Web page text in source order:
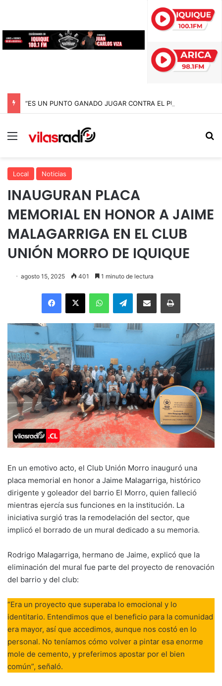
Menú
Local Noticias
INAUGURAN PLACA
MEMORIAL EN HONOR A JAIME
MALAGARRIGA EN EL CLUB
UNIÓN MORRO DE IQUIQUE
agosto 15, 2025 401 1 minuto de lectura
Facebook
X WhatsAppTelegramEnviar vía email Imprimir
En un emotivo acto, el Club Unión Morro inauguró una
placa memorial en honor a Jaime Malagarriga, histórico
dirigente y goleador del barrio El Morro, quien falleció
mientras ejercía sus funciones en la institución. La
iniciativa surgió tras la remodelación del sector, que
implicó el borrado de un mural dedicado a su memoria.
Rodrigo Malagarriga, hermano de Jaime, explicó que la
eliminación del mural fue parte del proyecto de renovación
del barrio y del club:
“Era un proyecto que superaba lo emocional y lo
identitario. Entendimos que el beneficio para la comunidad
era mayor, así que accedimos, aunque nos costó en lo
personal. No teníamos cómo volver a pintar esa enorme
mole de cemento, y preferimos apostar por el bien
común”, señaló.